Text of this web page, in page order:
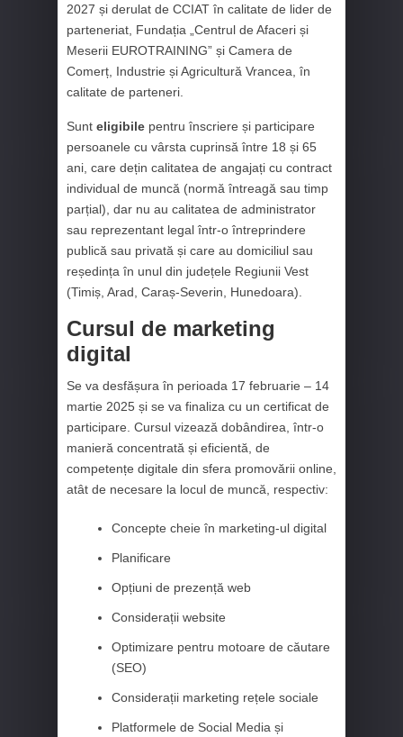
2027 și derulat de CCIAT în calitate de lider de
parteneriat, Fundația „Centrul de Afaceri și
Meserii EUROTRAINING” și Camera de
Comerț, Industrie și Agricultură Vrancea, în
calitate de parteneri.
Sunt eligibile pentru înscriere și participare
persoanele cu vârsta cuprinsă între 18 și 65
ani, care dețin calitatea de angajați cu contract
individual de muncă (normă întreagă sau timp
parțial), dar nu au calitatea de administrator
sau reprezentant legal într-o întreprindere
publică sau privată și care au domiciliul sau
reședința în unul din județele Regiunii Vest
(Timiș, Arad, Caraș-Severin, Hunedoara).
Cursul de marketing
digital
Se va desfășura în perioada 17 februarie – 14
martie 2025 și se va finaliza cu un certificat de
participare. Cursul vizează dobândirea, într-o
manieră concentrată și eficientă, de
competențe digitale din sfera promovării online,
atât de necesare la locul de muncă, respectiv:
Concepte cheie în marketing-ul digital
Planificare
Opțiuni de prezență web
Considerații website
Optimizare pentru motoare de căutare
(SEO)
Considerații marketing rețele sociale
Platformele de Social Media și